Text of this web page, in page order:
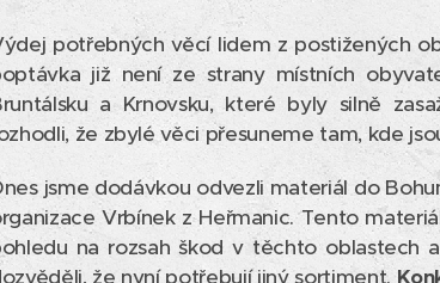
potřebných věcí lidem z postižených
již není ze strany místních
a Krnovsku, které byly silně
že zbylé věci přesuneme tam, kde
jsme dodávkou odvezli materiál do
Vrbínek z Heřmanic. Tento
na rozsah škod v těchto oblastech
že nyní potřebují jiný sortiment.